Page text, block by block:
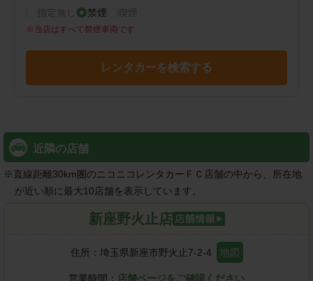
指定無し 禁煙 喫煙
※ 当店はすべて禁煙車両です
レンタカーを検索する
近隣の店舗
※直線距離30km圏のニコニコレンタカーＦＣ店舗の中から、所在地
が近い順に最大10店舗を表示しています。
新座野火止店
住所： 埼玉県新座市野火止7-2-4 地図
営業時間： 店舗ページをご確認ください